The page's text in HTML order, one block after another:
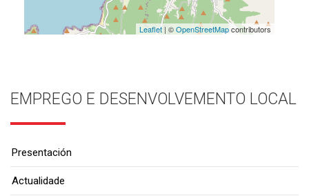
Leaflet| ©OpenStreetMapcontributors
EMPREGO E DESENVOLVEMENTO LOCAL
Presentación
Actualidade